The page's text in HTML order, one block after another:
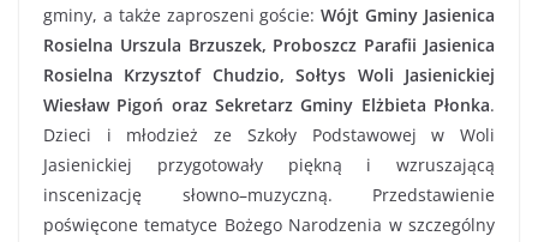
gminy, a także zaproszeni goście:Wójt Gminy Jasienica
Rosielna Urszula Brzuszek, Proboszcz Parafii Jasienica
Rosielna Krzysztof Chudzio, Sołtys Woli Jasienickiej
Wiesław Pigoń oraz Sekretarz Gminy Elżbieta Płonka.
Dzieci i młodzież ze Szkoły Podstawowej w Woli
Jasienickiej przygotowały piękną i wzruszającą
inscenizację słowno–muzyczną. Przedstawienie
poświęcone tematyce Bożego Narodzenia w szczególny